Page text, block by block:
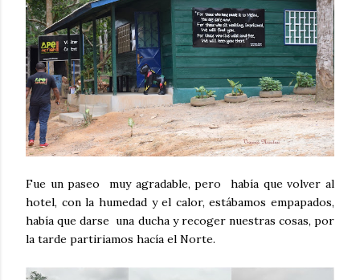
Fue un paseo muy agradable, pero había que volver al
hotel, con la humedad y el calor, estábamos empapados,
había que darse una ducha y recoger nuestras cosas, por
la tarde partiriamos hacía el Norte.